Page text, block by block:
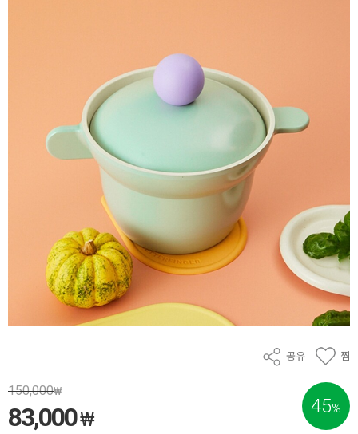
공유 찜
45%
150,000₩
83,000₩